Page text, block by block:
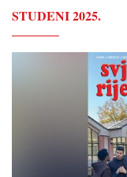
STUDENI 2025.